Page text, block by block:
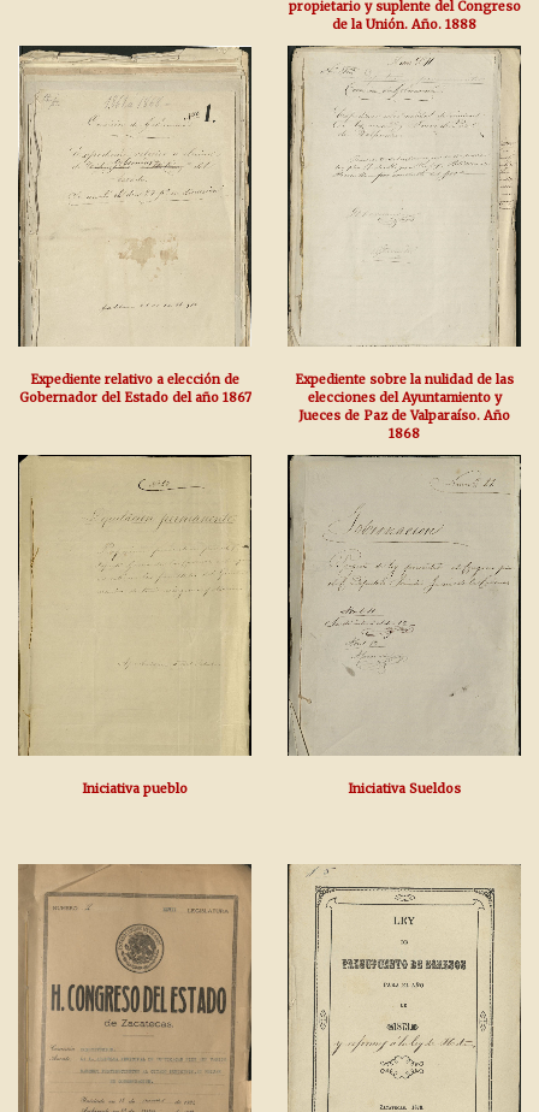
propietario y suplente del Congreso
de la Unión. Año. 1888
Expediente relativo a elección de
Gobernador del Estado del año 1867
Expediente sobre la nulidad de las
elecciones del Ayuntamiento y
Jueces de Paz de Valparaíso. Año
1868
Iniciativa pueblo Iniciativa Sueldos